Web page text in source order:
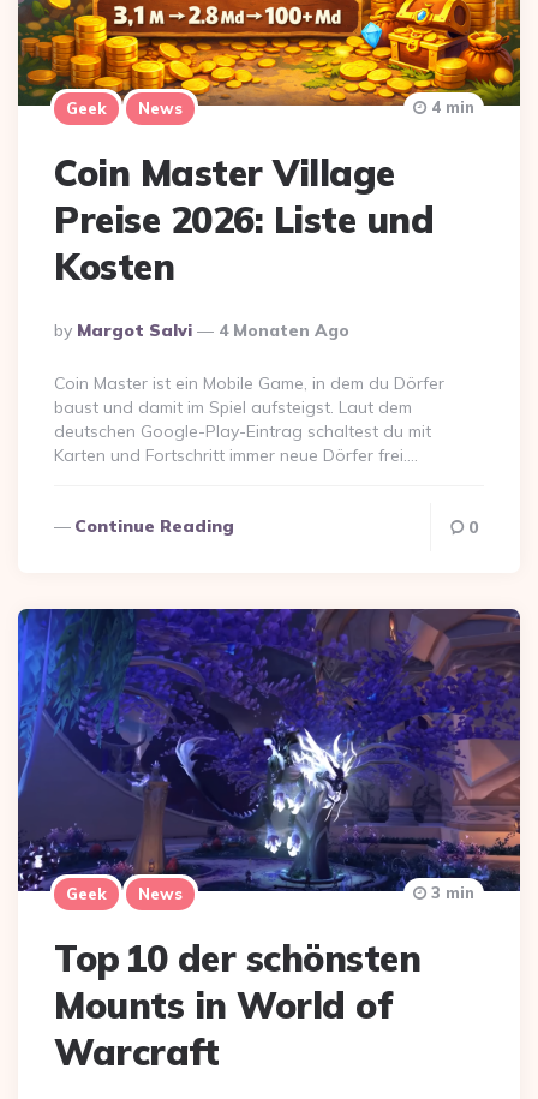
Geek News
Coin Master Village
Preise 2026: Liste und
Kosten
Posted
By
By Margot Salvi 4 Monaten Ago
4 min
Coin Master ist ein Mobile Game, in dem du Dörfer
baust und damit im Spiel aufsteigst. Laut dem
deutschen Google-Play-Eintrag schaltest du mit
Karten und Fortschritt immer neue Dörfer frei….
Continue Reading 0
Geek News
Top 10 der schönsten
Mounts in World of
Warcraft
3 min